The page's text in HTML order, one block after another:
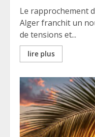
Le rapprochement
Alger franchit un
de tensions et...
lire plus